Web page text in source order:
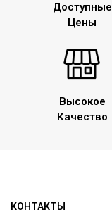
Высокое
Качество
Доступные
Цены
КОНТАКТЫ